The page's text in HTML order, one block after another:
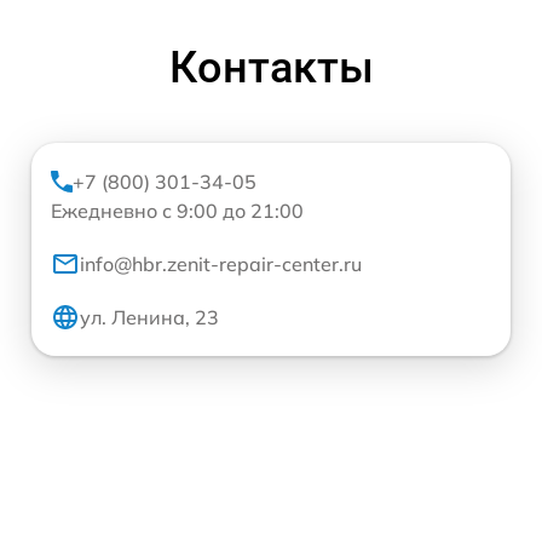
Контакты
+7 (800) 301-34-05
Ежедневно с 9:00 до 21:00
info@hbr.zenit-repair-center.ru
ул. Ленина, 23